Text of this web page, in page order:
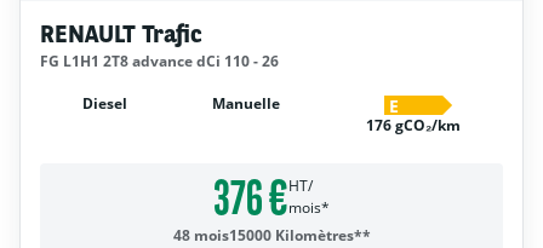
RENAULT Trafic
FG L1H1 2T8 advance dCi 110 - 26
Diesel Manuelle E
176 gCO₂/km
376 €HT/
mois*
48 mois15000 Kilomètres**